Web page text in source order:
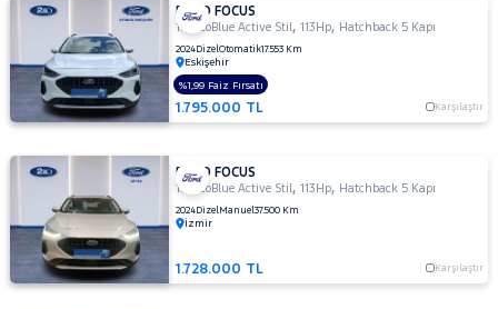
TESLA
TOGG
TOYOTA
TRAKTÖR
VOLVO
FORD FOCUS
1.5 EcoBlue Active Stil,113Hp, Hatchback 5 Kapı
2024DizelOtomatik17.553 Km
Eskişehir
1.795.000 TL Karşılaştır
%1,99 Faiz Fırsatı
FORD FOCUS
1.5 EcoBlue Active Stil,113Hp, Hatchback 5 Kapı
2024DizelManuel37.500 Km
İzmir
1.728.000 TL Karşılaştır